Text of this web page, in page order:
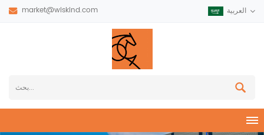
market@wiskind.com العربية